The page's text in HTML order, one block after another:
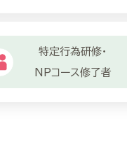
特定行為研修・
NPコース修了者